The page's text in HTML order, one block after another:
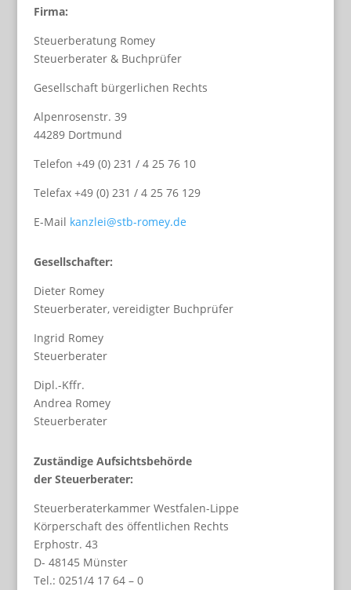
Firma:
Steuerberatung Romey
Steuerberater & Buchprüfer
Gesellschaft bürgerlichen Rechts
Alpenrosenstr. 39
44289 Dortmund
Telefon +49 (0) 231 / 4 25 76 10
Telefax +49 (0) 231 / 4 25 76 129
E-Mail kanzlei@stb-romey.de
Gesellschafter:
Dieter Romey
Steuerberater, vereidigter Buchprüfer
Ingrid Romey
Steuerberater
Dipl.-Kffr.
Andrea Romey
Steuerberater
Zuständige Aufsichtsbehörde
der Steuerberater:
Steuerberaterkammer Westfalen-Lippe
Körperschaft des öffentlichen Rechts
Erphostr. 43
D- 48145 Münster
Tel.: 0251/4 17 64 – 0